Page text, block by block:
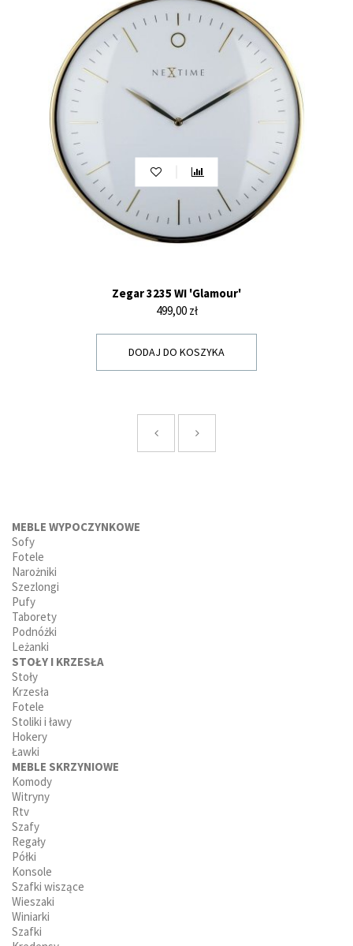
Zegar 3235 WI 'Glamour'
Cena
499,00 zł
DODAJ DO KOSZYKA
MEBLE WYPOCZYNKOWE
Sofy
Fotele
Narożniki
Szezlongi
Pufy
Taborety
Podnóżki
Leżanki
STOŁY I KRZESŁA
Stoły
Krzesła
Fotele
Stoliki i ławy
Hokery
Ławki
MEBLE SKRZYNIOWE
Komody
Witryny
Rtv
Szafy
Regały
Półki
Konsole
Szafki wiszące
Wieszaki
Winiarki
Szafki